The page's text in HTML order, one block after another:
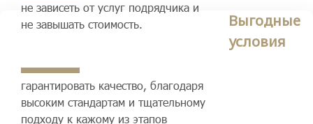
не зависеть от услуг подрядчика и
не завышать стоимость.
гарантировать качество, благодаря
высоким стандартам и тщательному
подходу к кажому из этапов
Выгодные
условия